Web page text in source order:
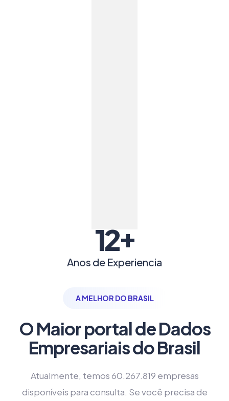
12+
Anos de Experiencia
A MELHOR DO BRASIL
O Maior portal de Dados
Empresariais do Brasil
Atualmente, temos 60.267.819 empresas
disponíveis para consulta. Se você precisa de